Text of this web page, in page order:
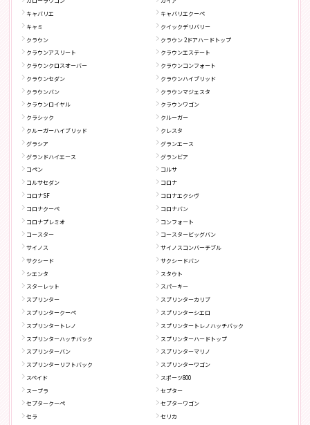
キャバリエ
キャバリエクーペ
キャミ
クイックデリバリー
クラウン
クラウン 2ドアハードトップ
クラウンアスリート
クラウンエステート
クラウンクロスオーバー
クラウンコンフォート
クラウンセダン
クラウンハイブリッド
クラウンバン
クラウンマジェスタ
クラウンロイヤル
クラウンワゴン
クラシック
クルーガー
クルーガーハイブリッド
クレスタ
グラシア
グランエース
グランドハイエース
グランビア
コペン
コルサ
コルサセダン
コロナ
コロナSF
コロナエクシヴ
コロナクーペ
コロナバン
コロナプレミオ
コンフォート
コースター
コースタービッグバン
サイノス
サイノスコンバーチブル
サクシード
サクシードバン
シエンタ
スタウト
スターレット
スパーキー
スプリンター
スプリンターカリブ
スプリンタークーペ
スプリンターシエロ
スプリンタートレノ
スプリンタートレノハッチバック
スプリンターハッチバック
スプリンターハードトップ
スプリンターバン
スプリンターマリノ
スプリンターリフトバック
スプリンターワゴン
スペイド
スポーツ800
スープラ
セプター
セプタークーペ
セプターワゴン
セラ
セリカ